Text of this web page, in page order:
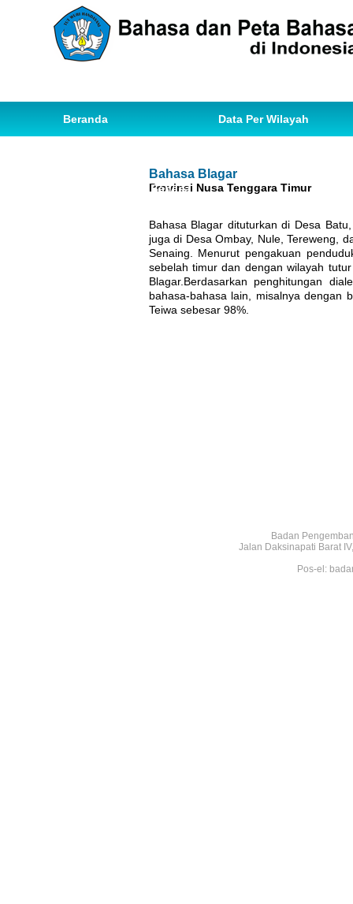
Beranda Data Per Wilayah
Ihwal Pemetaan Bahasa
Bahasa Blagar
Provinsi Nusa Tenggara Timur
Bahasa Blagar dituturkan di Desa
juga di Desa Ombay, Nule, Tereweng,
Senaing. Menurut pengakuan
sebelah timur dan dengan wilayah
Blagar.Berdasarkan penghitungan
bahasa-bahasa lain, misalnya dengan
Teiwa sebesar 98%.
Badan
Jalan Daksinapati Barat
Pos-el: